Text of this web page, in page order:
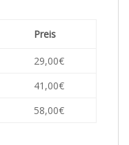
Preis
29,00€
41,00€
58,00€